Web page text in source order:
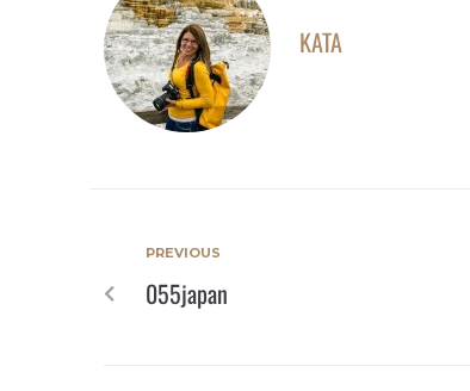
KATA
PREVIOUS
055japan